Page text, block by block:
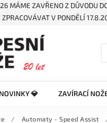
MÁME ZAVŘENO Z DŮVODU
V PONDĚLÍ
NOVINKY 💎 ZAVÍRACÍ
/ Automaty - Speed Assist